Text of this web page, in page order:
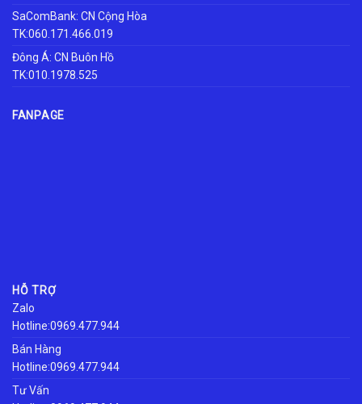
SaComBank: CN Cộng Hòa
TK:060.171.466.019
Đông Á: CN Buôn Hồ
TK:010.1978.525
FANPAGE
HỖ TRỢ
Zalo
Hotline:0969.477.944
Bán Hàng
Hotline:0969.477.944
Tư Vấn